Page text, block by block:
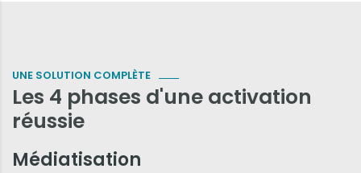
UNE SOLUTION COMPLÈTE
Les 4 phases d'une activation
réussie
Médiatisation